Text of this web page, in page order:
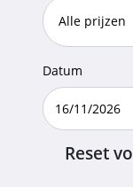
Datum
Reset